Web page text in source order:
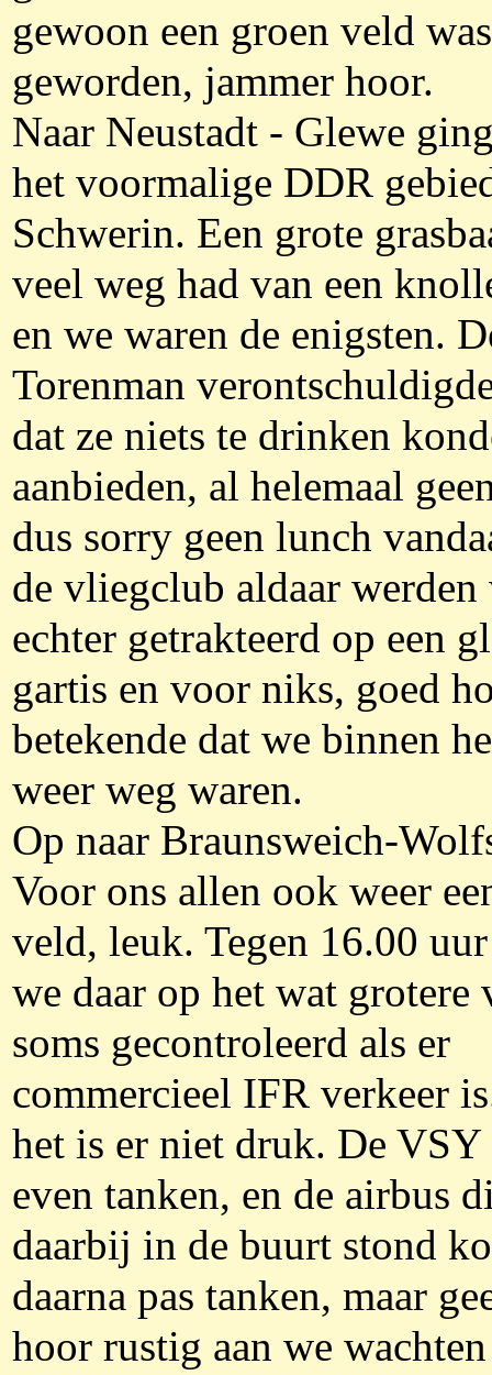
gewoon een groen veld was
geworden, jammer hoor.
Naar Neustadt - Glewe
het voormalige DDR
Schwerin. Een grote
veel weg had van een
en we waren de enigsten.
Torenman
dat ze niets te drinken
aanbieden, al helemaal
dus sorry geen lunch
de vliegclub aldaar werden
echter getrakteerd op een
gartis en voor niks, goed
betekende dat we binnen
weer weg waren.
Op naar Braunsweich-
Voor ons allen ook weer
veld, leuk. Tegen 16.00
we daar op het wat grotere
soms gecontroleerd als er
commercieel IFR verkeer
het is er niet druk. De
even tanken, en de airbus
daarbij in de buurt stond
daarna pas tanken, maar
hoor rustig aan we